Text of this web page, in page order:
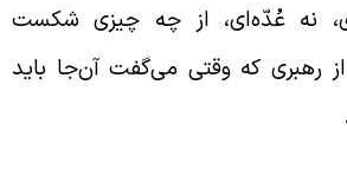
نه عُدّه‌ای، از چه چیزی شکست
رهبری که وقتی می‌گفت آن‌جا باید